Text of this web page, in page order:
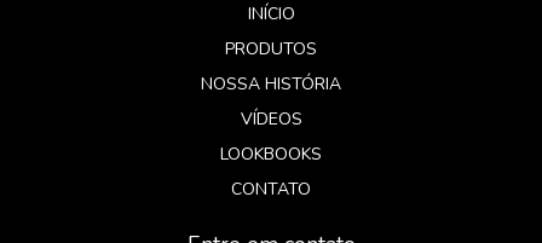
INÍCIO
PRODUTOS
NOSSA HISTÓRIA
VÍDEOS
LOOKBOOKS
CONTATO